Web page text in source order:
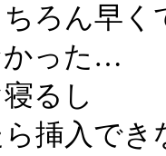
ろん早
かった…
るし
挿入で